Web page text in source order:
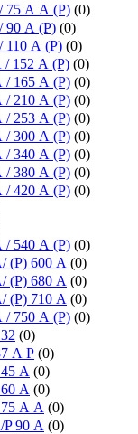
75 А А (P) (0)
90 А (P) (0)
110 А (P) (0)
/ 152 А (P) (0)
/ 165 А (P) (0)
/ 210 А (P) (0)
/ 253 А (P) (0)
/ 300 А (P) (0)
/ 340 А (P) (0)
/ 380 А (P) (0)
/ 420 А (P) (0)
/ 540 А (P) (0)
(P) 600 А (0)
(P) 680 А (0)
(P) 710 А (0)
/ 750 А (P) (0)
(0)
А P (0)
А (0)
А (0)
А А (0)
90 А (0)